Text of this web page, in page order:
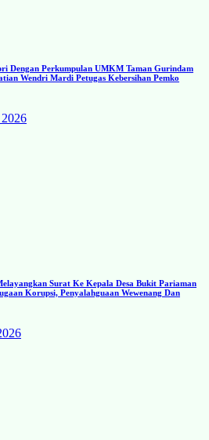
Dengan Perkumpulan UMKM Taman Gurindam
Wendri Mardi Petugas Kebersihan Pemko
Surat Ke Kepala Desa Bukit Pariaman
Korupsi, Penyalahguaan Wewenang Dan